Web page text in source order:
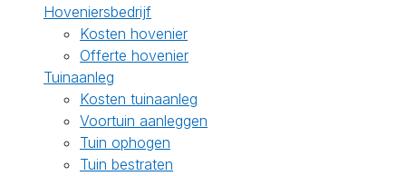
Hoveniersbedrijf
Kosten hovenier
Offerte hovenier
Tuinaanleg
Kosten tuinaanleg
Voortuin aanleggen
Tuin ophogen
Tuin bestraten